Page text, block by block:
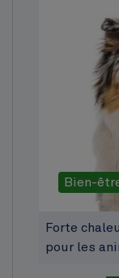
Bien-
Forte
pour les